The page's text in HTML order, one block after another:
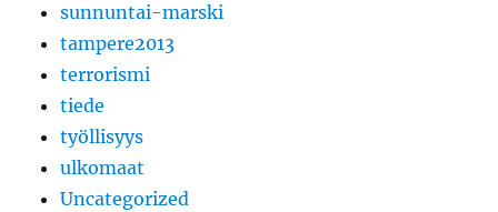
sunnuntai-marski
tampere2013
terrorismi
tiede
työllisyys
ulkomaat
Uncategorized